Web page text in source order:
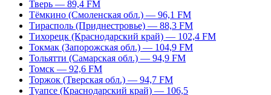
Тверь — 89,4 FM
Тёмкино (Смоленская обл.) — 96,1 FM
Тирасполь (Приднестровье) — 88,3 FM
Тихорецк (Краснодарский край) — 102,4 FM
Токмак (Запорожская обл.) — 104,9 FM
Тольятти (Самарская обл.) — 94,9 FM
Томск — 92,6 FM
Торжок (Тверская обл.) — 94,7 FM
Туапсе (Краснодарский край) — 106,5